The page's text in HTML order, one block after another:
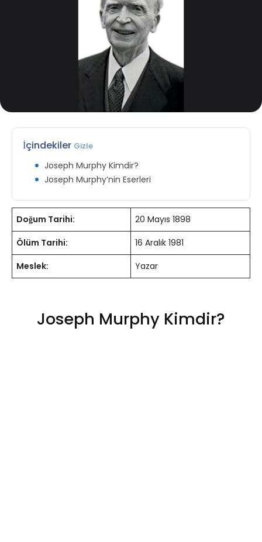
İçindekiler Gizle
Joseph Murphy Kimdir?
Joseph Murphy’nin Eserleri
Doğum Tarihi:
20 Mayıs 1898
Ölüm Tarihi:
16 Aralık 1981
Meslek:
Yazar
Joseph Murphy Kimdir?